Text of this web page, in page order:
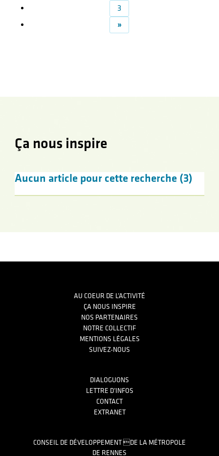
3
»
Ça nous inspire
Aucun article pour cette recherche (3)
AU COEUR DE L’ACTIVITÉ
ÇA NOUS INSPIRE
NOS PARTENAIRES
NOTRE COLLECTIF
MENTIONS LÉGALES
SUIVEZ-NOUS
DIALOGUONS
LETTRE D’INFOS
CONTACT
EXTRANET
CONSEIL DE DÉVELOPPEMENT DE LA MÉTROPOLE
DE RENNES